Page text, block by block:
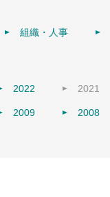
組織・人事
2022 2021
2009 2008